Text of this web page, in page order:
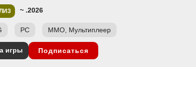
~ .2026
PC ММО, Мультиплеер
игры Подписаться